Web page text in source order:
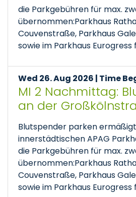
die Parkgebühren für max.
übernommen:Parkhaus
Couvenstraße, Parkhaus
sowie im Parkhaus Eurogress
Wed 26. Aug 2026 | Time
MI 2 Nachmittag:
an der
Blutspender parken
innerstädtischen APAG
die Parkgebühren für max.
übernommen:Parkhaus
Couvenstraße, Parkhaus
sowie im Parkhaus Eurogress